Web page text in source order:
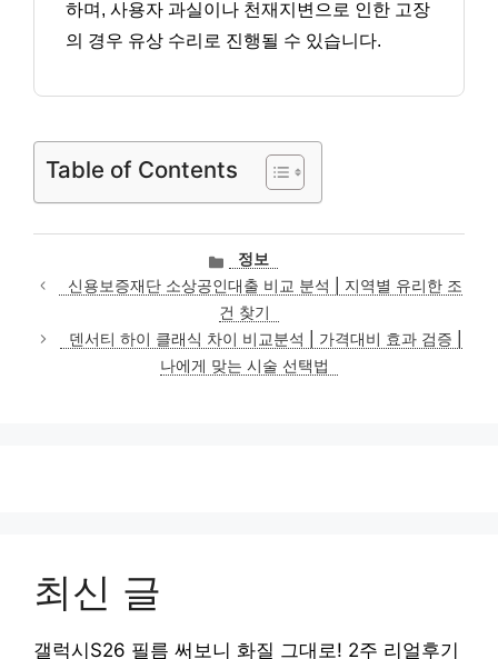
하며, 사용자 과실이나 천재지변으로 인한 고장
의 경우 유상 수리로 진행될 수 있습니다.
Table of Contents
카
테
고
리
정보
신용보증재단 소상공인대출 비교 분석 | 지역별 유리한 조
건 찾기
덴서티 하이 클래식 차이 비교분석 | 가격대비 효과 검증 |
나에게 맞는 시술 선택법
최신 글
갤럭시S26 필름 써보니 화질 그대로! 2주 리얼후기